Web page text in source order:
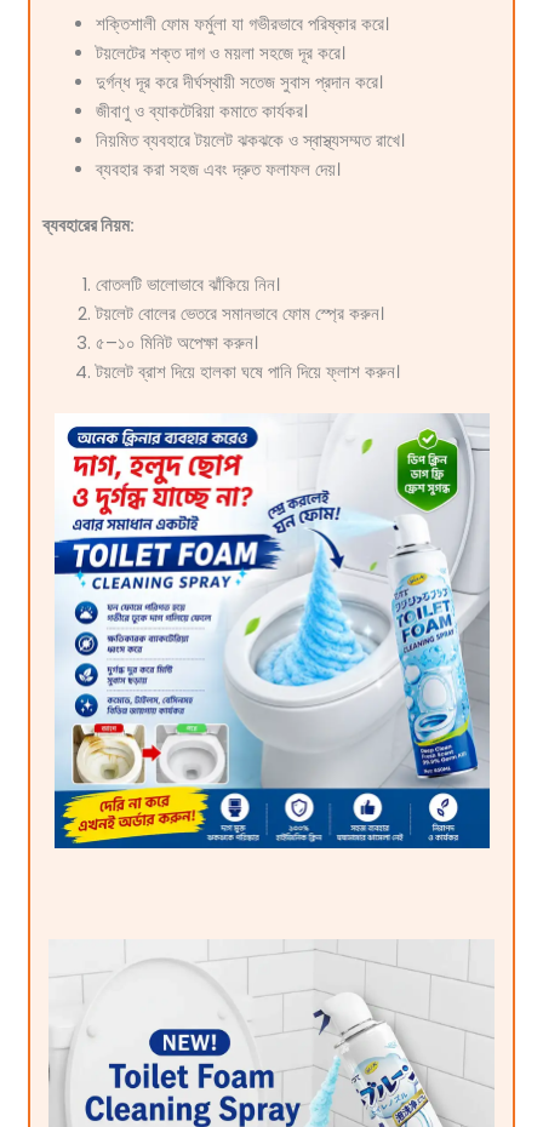
শক্তিশালী ফোম ফর্মুলা যা গভীরভাবে পরিষ্কার করে।
টয়লেটের শক্ত দাগ ও ময়লা সহজে দূর করে।
দুর্গন্ধ দূর করে দীর্ঘস্থায়ী সতেজ সুবাস প্রদান করে।
জীবাণু ও ব্যাকটেরিয়া কমাতে কার্যকর।
নিয়মিত ব্যবহারে টয়লেট ঝকঝকে ও স্বাস্থ্যসম্মত রাখে।
ব্যবহার করা সহজ এবং দ্রুত ফলাফল দেয়।
ব্যবহারের নিয়ম:
বোতলটি ভালোভাবে ঝাঁকিয়ে নিন।
টয়লেট বোলের ভেতরে সমানভাবে ফোম স্প্রে করুন।
৫–১০ মিনিট অপেক্ষা করুন।
টয়লেট ব্রাশ দিয়ে হালকা ঘষে পানি দিয়ে ফ্লাশ করুন।